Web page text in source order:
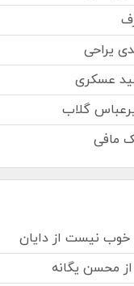
یراحی
عسکری
گلاب
مافی
نیست از دایان
محسن یگانه